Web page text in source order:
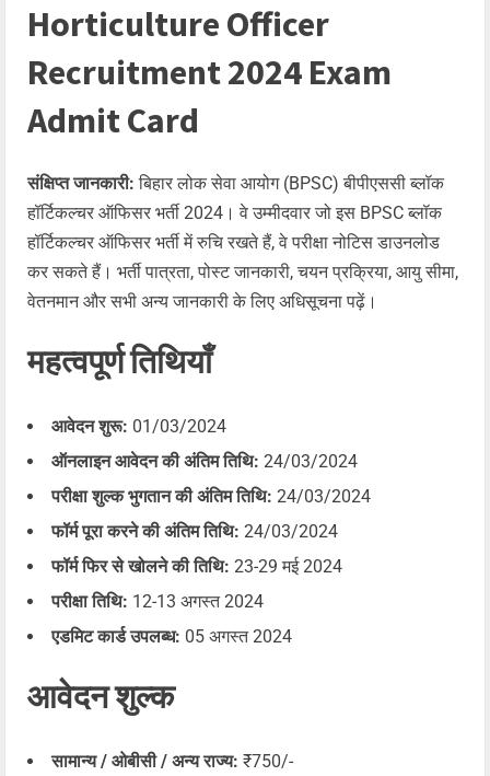
Horticulture Officer
Recruitment 2024 Exam
Admit Card
संक्षिप्त जानकारी: बिहार लोक सेवा आयोग (BPSC) बीपीएससी ब्लॉक
हॉर्टिकल्चर ऑफिसर भर्ती 2024। वे उम्मीदवार जो इस BPSC ब्लॉक
हॉर्टिकल्चर ऑफिसर भर्ती में रुचि रखते हैं, वे परीक्षा नोटिस डाउनलोड
कर सकते हैं। भर्ती पात्रता, पोस्ट जानकारी, चयन प्रक्रिया, आयु सीमा,
वेतनमान और सभी अन्य जानकारी के लिए अधिसूचना पढ़ें।
महत्वपूर्ण तिथियाँ
आवेदन शुरू: 01/03/2024
ऑनलाइन आवेदन की अंतिम तिथि: 24/03/2024
परीक्षा शुल्क भुगतान की अंतिम तिथि: 24/03/2024
फॉर्म पूरा करने की अंतिम तिथि: 24/03/2024
फॉर्म फिर से खोलने की तिथि: 23-29 मई 2024
परीक्षा तिथि: 12-13 अगस्त 2024
एडमिट कार्ड उपलब्ध: 05 अगस्त 2024
आवेदन शुल्क
सामान्य / ओबीसी / अन्य राज्य: ₹750/-